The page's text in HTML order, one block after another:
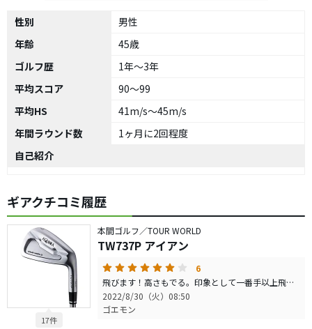
性別
男性
年齢
45歳
ゴルフ歴
1年～3年
平均スコア
90～99
平均HS
41m/s～45m/s
年間ラウンド数
1ヶ月に2回程度
自己紹介
ギアクチコミ履歴
17件
本間ゴルフ／TOUR WORLD
TW737P アイアン
6
飛びます！高さもでる。印象として一番手以上飛ぶイメージ。レギュラーティーから回るならユーティリティが不要になるかも。しかも優しく飛ばせるし、打感もまずまず。 100切り目指す人にはかなりおすすめできると思う。素晴らしいアイアンです&#8252;&#65038;
2022/8/30（火）08:50
ゴエモン